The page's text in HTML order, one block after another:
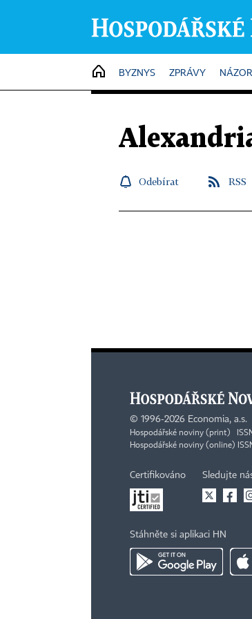
HOME
BYZNYS ZPRÁVY
Odebírat RSS
© 1996-2026 Economia, a.s.
Hospodářské noviny (print)
Hospodářské noviny (online)
Certifikováno Sledujte
Stáhněte si aplikaci HN